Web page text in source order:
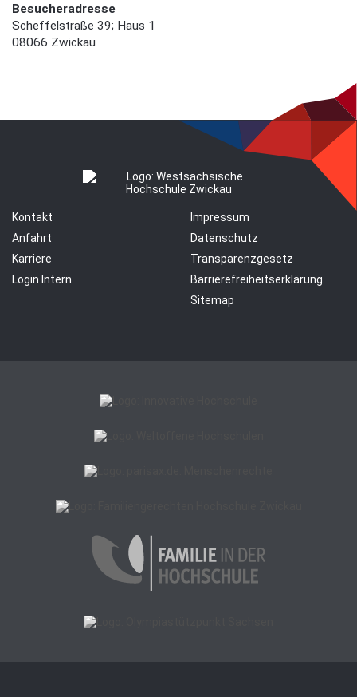
Besucheradresse
Scheffelstraße 39; Haus 1
08066 Zwickau
Kontakt
Anfahrt
Karriere
Login Intern
Impressum
Datenschutz
Transparenzgesetz
Barrierefreiheitserklärung
Sitemap